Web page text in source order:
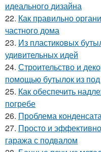
идеального дизайна
22. Как правильно
частного дома
23. Из пластиковых
удивительных идей
24. Строительство и
помощью бутылок из
25. Как обеспечить
погребе
26. Проблема
27. Просто и
гаража с подвалом